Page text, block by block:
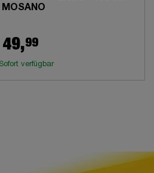
MOSANO
49,99
verfügbar